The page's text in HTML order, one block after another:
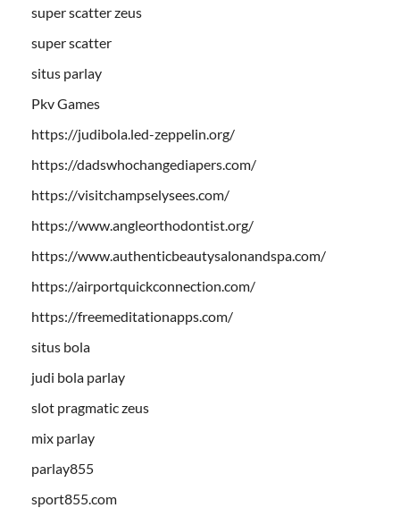
super scatter zeus
super scatter
situs parlay
Pkv Games
https://judibola.led-zeppelin.org/
https://dadswhochangediapers.com/
https://visitchampselysees.com/
https://www.angleorthodontist.org/
https://www.authenticbeautysalonandspa.com/
https://airportquickconnection.com/
https://freemeditationapps.com/
situs bola
judi bola parlay
slot pragmatic zeus
mix parlay
parlay855
sport855.com